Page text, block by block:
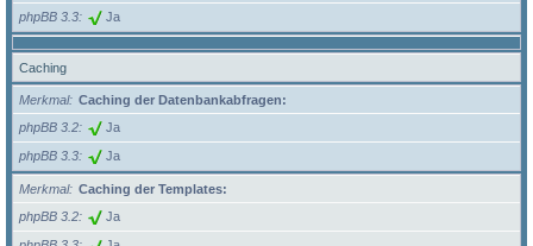
phpBB 3.3 Ja
Caching
Merkmal
Caching der Datenbankabfragen:
phpBB 3.2
Ja
phpBB 3.3 Ja
Merkmal
Caching der Templates:
phpBB 3.2
Ja